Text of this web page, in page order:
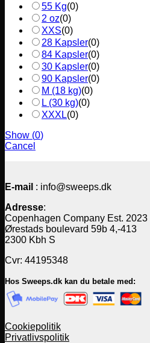
55 Kg(0)
2 oz(0)
XXS(0)
28 Kapsler(0)
84 Kapsler(0)
30 Kapsler(0)
90 Kapsler(0)
M (18 kg)(0)
L (30 kg)(0)
XXXL(0)
Show (0)
Cancel
E-mail : info@sweeps.dk
Adresse:
Copenhagen Company Est. 2023
Ørestads boulevard 59b 4,-413
2300 Kbh S
Cvr: 44195348
Hos Sweeps.dk kan du betale med:
Cookiepolitik
Privatlivspolitik